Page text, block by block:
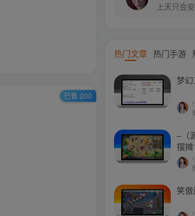
已售 200
热门文章 热门手游
梦
–（
摆
战
笑